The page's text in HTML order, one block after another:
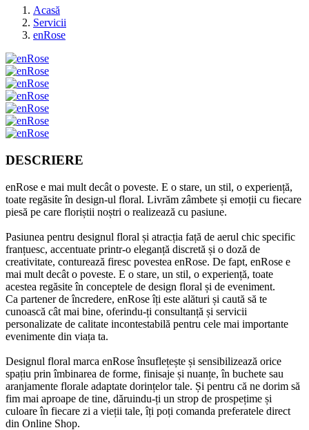
Acasă
Servicii
enRose
DESCRIERE
enRose e mai mult decât o poveste. E o stare, un stil, o experiență,
toate regăsite în design-ul floral. Livrăm zâmbete și emoții cu fiecare
piesă pe care floriștii noștri o realizează cu pasiune.
Pasiunea pentru designul floral și atracția față de aerul chic specific
franțuesc, accentuate printr-o eleganță discretă și o doză de
creativitate, conturează firesc povestea enRose. De fapt, enRose e
mai mult decât o poveste. E o stare, un stil, o experiență, toate
acestea regăsite în conceptele de design floral și de eveniment.
Ca partener de încredere, enRose îți este alături și caută să te
cunoască cât mai bine, oferindu-ți consultanță și servicii
personalizate de calitate incontestabilă pentru cele mai importante
evenimente din viața ta.
Designul floral marca enRose însuflețește și sensibilizează orice
spațiu prin îmbinarea de forme, finisaje și nuanțe, în buchete sau
aranjamente florale adaptate dorințelor tale. Și pentru că ne dorim să
fim mai aproape de tine, dăruindu-ți un strop de prospețime și
culoare în fiecare zi a vieții tale, îți poți comanda preferatele direct
din Online Shop.